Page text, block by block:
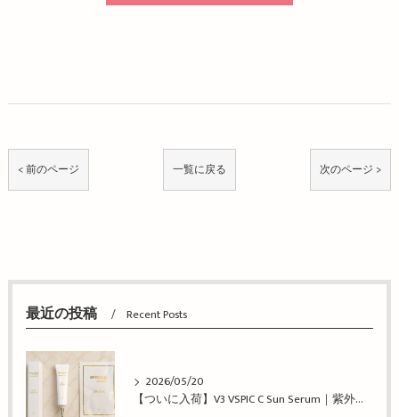
< 前のページ 一覧に戻る 次のページ >
最近の投稿 Recent Posts
2026/05/20
【ついに入荷】V3 VSPIC C Sun Serum｜紫外線対策しながら美肌ケア｜姫路の美容院 BEREA